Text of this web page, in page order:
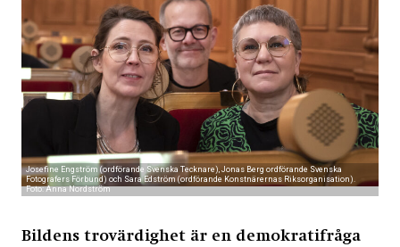
Josefine Engström (ordförande Svenska Tecknare), Jonas Berg ordförande Svenska
Fotografers Förbund) och Sara Edström (ordförande Konstnärernas Riksorganisation).
Foto: Anna Nordström
Bildens trovärdighet är en demokratifråga